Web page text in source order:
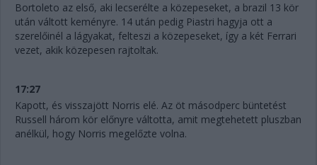
Bortoleto az első, aki lecserélte a közepeseket, a brazil 13 kör
után váltott keményre. 14 után pedig Piastri hagyja ott a
szerelőinél a lágyakat, felteszi a közepeseket, így a két Ferrari
vezet, akik közepesen rajtoltak.
17:27
Kapott, és visszajött Norris elé. Az öt másodperc büntetést
Russell három kör előnyre váltotta, amit megtehetett pluszban
anélkül, hogy Norris megelőzte volna.